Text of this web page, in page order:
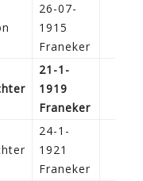
26-07-
1915
Franeker
21-1-
1919
Franeker
24-1-
1921
Franeker